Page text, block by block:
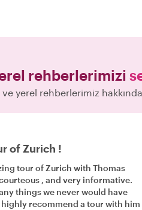
rehberlerimizi
yerel rehberlerimiz
of Zurich !
of Zurich with Thomas
, and very informative.
things we never would have
recommend a tour with him